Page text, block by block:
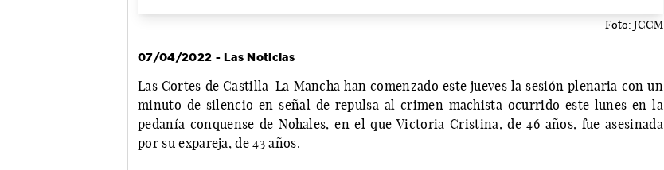
Foto: JCCM
07/04/2022 - Las Noticias
Las Cortes de Castilla-La Mancha han comenzado este jueves la sesión plenaria con un
minuto de silencio en señal de repulsa al crimen machista ocurrido este lunes en la
pedanía conquense de Nohales, en el que Victoria Cristina, de 46 años, fue asesinada
por su expareja, de 43 años.